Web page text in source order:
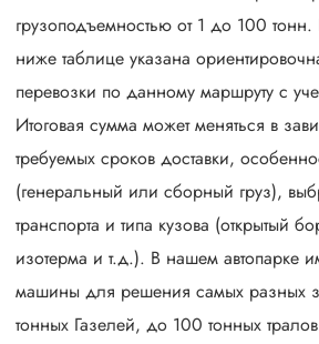
грузоподъемностью от 1 до 100
ниже таблице указана
перевозки по данному маршруту с
Итоговая сумма может меняться в
требуемых сроков доставки,
(генеральный или сборный груз),
транспорта и типа кузова (открытый
изотерма и т.д.). В нашем автопарке
машины для решения самых разных
тонных Газелей, до 100 тонных